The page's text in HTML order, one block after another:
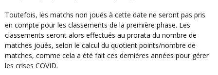
Toutefois, les matchs non joués à cette date ne seront pas pris
en compte pour les classements de la première phase. Les
classements seront alors effectués au prorata du nombre de
matches joués, selon le calcul du quotient points/nombre de
matches, comme cela a été fait ces dernières années pour gérer
les crises COVID.